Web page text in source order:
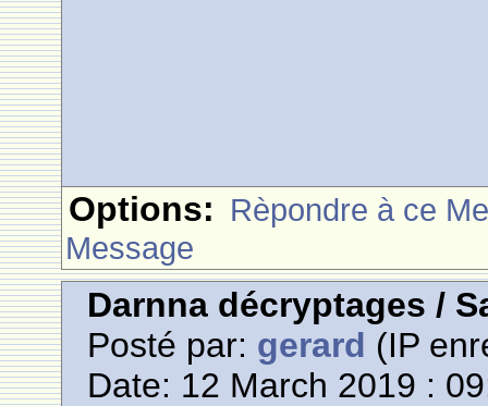
Options: Rèpondre à ce
Message
Darnna décryptages /
Posté par: gerard (IP
Date: 12 March 2019 :